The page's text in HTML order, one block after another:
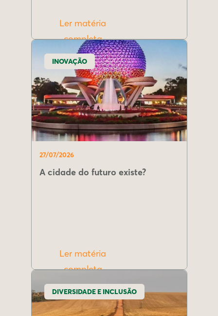
Ler matéria
completa
INOVAÇÃO
27/07/2026
A cidade do futuro existe?
Ler matéria
completa
DIVERSIDADE E INCLUSÃO